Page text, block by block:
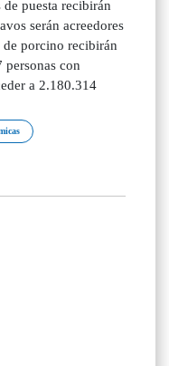
puesta recibirán
serán acreedores
de porcino recibirán
con
a 2.180.314